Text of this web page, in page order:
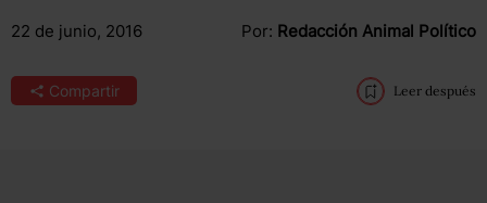
22 de junio, 2016 Por: Redacción Animal Político
Compartir Leer después